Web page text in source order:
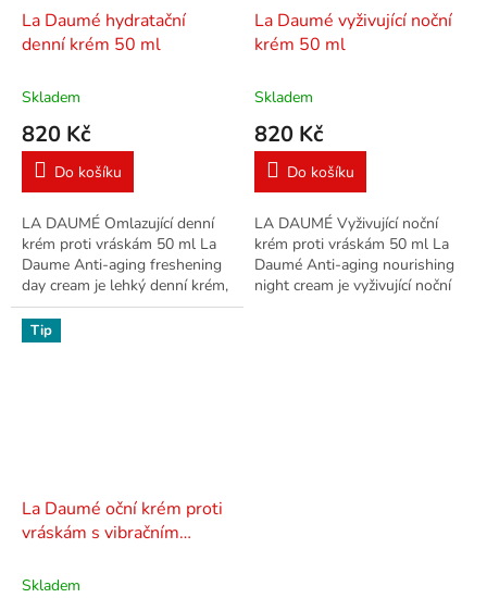
La Daumé hydratační
denní krém 50 ml
Skladem
820 Kč
Do košíku
LA DAUMÉ Omlazující denní
krém proti vráskám 50 ml La
Daume Anti-aging freshening
day cream je lehký denní krém,
který vaší pleti přinese
hydrataci a viditelné omlazení....
La Daumé vyživující noční
krém 50 ml
Skladem
820 Kč
Do košíku
LA DAUMÉ Vyživující noční
krém proti vráskám 50 ml La
Daumé Anti-aging nourishing
night cream je vyživující noční
Tip
La Daumé oční krém proti
vráskám s vibračním
Skladem